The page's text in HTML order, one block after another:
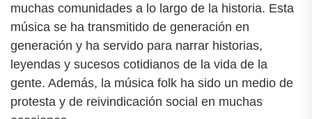
muchas comunidades a lo largo de la historia. Esta
música se ha transmitido de generación en
generación y ha servido para narrar historias,
leyendas y sucesos cotidianos de la vida de la
gente. Además, la música folk ha sido un medio de
protesta y de reivindicación social en muchas